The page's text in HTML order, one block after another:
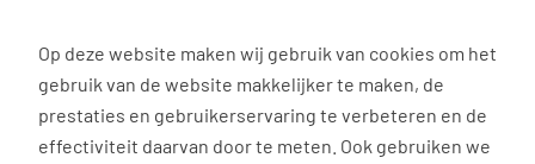
Op deze website maken wij gebruik van cookies om het
gebruik van de website makkelijker te maken, de
prestaties en gebruikerservaring te verbeteren en de
effectiviteit daarvan door te meten. Ook gebruiken we
Vacature
zoeken
resultaten